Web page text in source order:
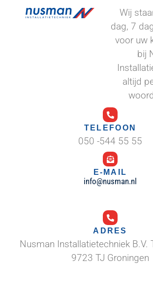
Wij
dag, 7
voor uw
bij
altijd
TELEFOON
050 -544 55 55
E-MAIL
info@nusman.nl
ADRES
Nusman Installatietechniek B.V.
9723 TJ Groningen